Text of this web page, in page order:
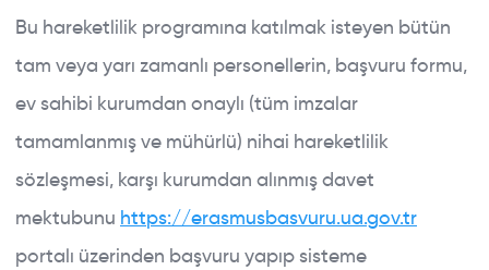
Bu hareketlilik programına katılmak isteyen bütün
tam veya yarı zamanlı personellerin, başvuru formu,
ev sahibi kurumdan onaylı (tüm imzalar
tamamlanmış ve mühürlü) nihai hareketlilik
sözleşmesi, karşı kurumdan alınmış davet
mektubunu https://erasmusbasvuru.ua.gov.tr
portalı üzerinden başvuru yapıp sisteme